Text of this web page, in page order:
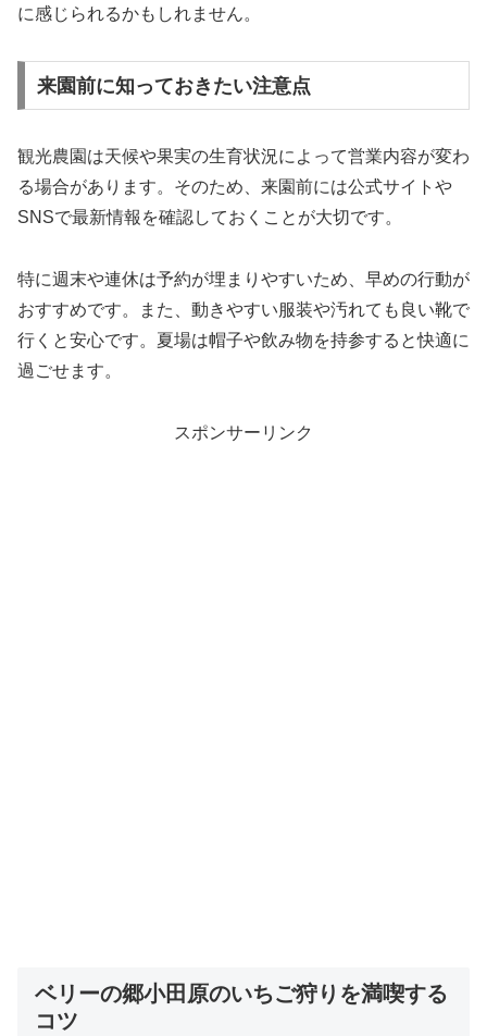
に感じられるかもしれません。
来園前に知っておきたい注意点
観光農園は天候や果実の生育状況によって営業内容が変わ
る場合があります。そのため、来園前には公式サイトや
SNSで最新情報を確認しておくことが大切です。
特に週末や連休は予約が埋まりやすいため、早めの行動が
おすすめです。また、動きやすい服装や汚れても良い靴で
行くと安心です。夏場は帽子や飲み物を持参すると快適に
過ごせます。
スポンサーリンク
ベリーの郷小田原のいちご狩りを満喫する
コツ